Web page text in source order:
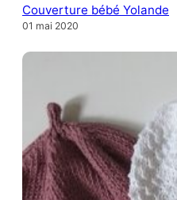
Couverture bébé Yolande
01 mai 2020